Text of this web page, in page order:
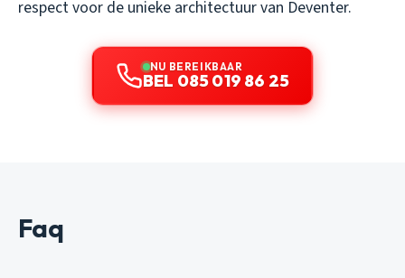
respect voor de unieke architectuur van Deventer.
NU BEREIKBAAR
BEL 085 019 86 25
Faq